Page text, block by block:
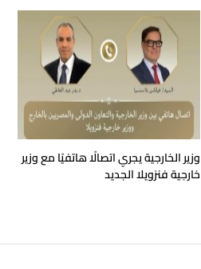
وزير الخارجية يجري اتصالًا هاتفيًا مع وزير
خارجية فنزويلا الجديد